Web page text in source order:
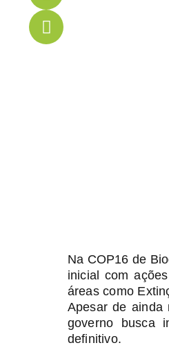
Na COP16 de
inicial com
áreas como
Apesar de ainda
governo busca
definitivo.